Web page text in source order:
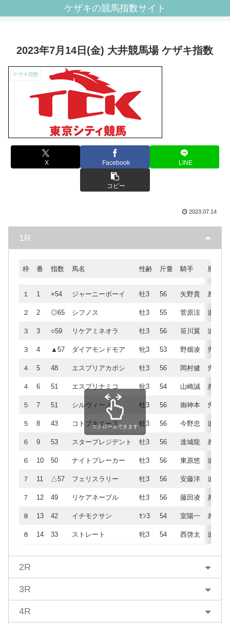
ケザキの競馬指数サイト
2023年7月14日(金) 大井競馬場 ケザキ指数
ケザキ指数
X Facebook LINE
コピー
2023.07.14
1R
枠 番 指数 馬名 性齢 斤量 騎手 展開
１ 1 ×54 ジャーニーボーイ 牡3 56 矢野貴 差
２ 2 ◎65 シフノス 牡3 55 菅原涼 逃
３ 3 ○59 リケアミネオラ 牡3 56 笹川翼 追
３ 4 ▲57 ダイアモンドモア 牝3 53 野畑凌 先
４ 5 48 エスプリアカボシ 牡3 56 岡村健 先
４ 6 51 エスプリナミコ 牝3 54 山崎誠 差
５ 7 51 シルヴィーノ 牡3 56 御神本 先
５ 8 43 コトブキエース 牡3 56 今野忠 追
６ 9 53 スタープレジデント 牡3 56 達城龍 差
６ 10 50 ナイトブレーカー 牡3 56 東原悠 追
７ 11 △57 フェリスラリー 牡3 56 安藤洋 追
７ 12 49 リケアネーブル 牡3 56 藤田凌 差
８ 13 42 イチモクサン ｾﾝ3 54 室陽一 差
８ 14 33 ストレート 牝3 54 西啓太 追
スクロールできます
2R
3R
4R